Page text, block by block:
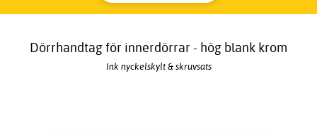
Dörrhandtag för innerdörrar - hög blank krom
Ink nyckelskylt & skruvsats